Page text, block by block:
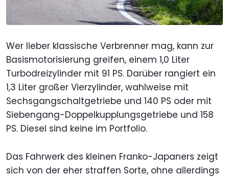
Wer lieber klassische Verbrenner mag, kann zur
Basismotorisierung greifen, einem 1,0 Liter
Turbodreizylinder mit 91 PS. Darüber rangiert ein
1,3 Liter großer Vierzylinder, wahlweise mit
Sechsgangschaltgetriebe und 140 PS oder mit
Siebengang-Doppelkupplungsgetriebe und 158
PS. Diesel sind keine im Portfolio.
Das Fahrwerk des kleinen Franko-Japaners zeigt
sich von der eher straffen Sorte, ohne allerdings